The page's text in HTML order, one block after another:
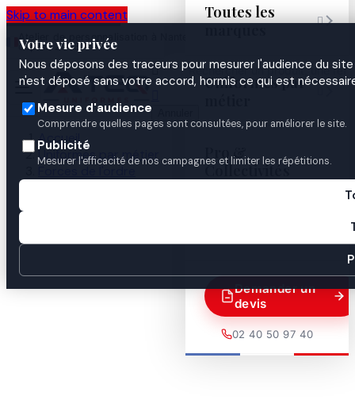
Skip to main content
Votre vie privée
Nous déposons des traceurs pour mesurer l'audience du
n'est déposé sans votre accord, hormis ce qui est
Mesure d'audience
Comprendre quelles pages sont consultées, pour améliorer le site.
Publicité
Mesurer l'efficacité de nos campagnes et limiter les répétitions.
Atelier de personnalisation à Nantes
depuis 2003

Toutes les
marques

Uniformes par
Pro &
Collectivités
Demander un
devis
02 40 50 97 40
Accueil
Uniformes par métier